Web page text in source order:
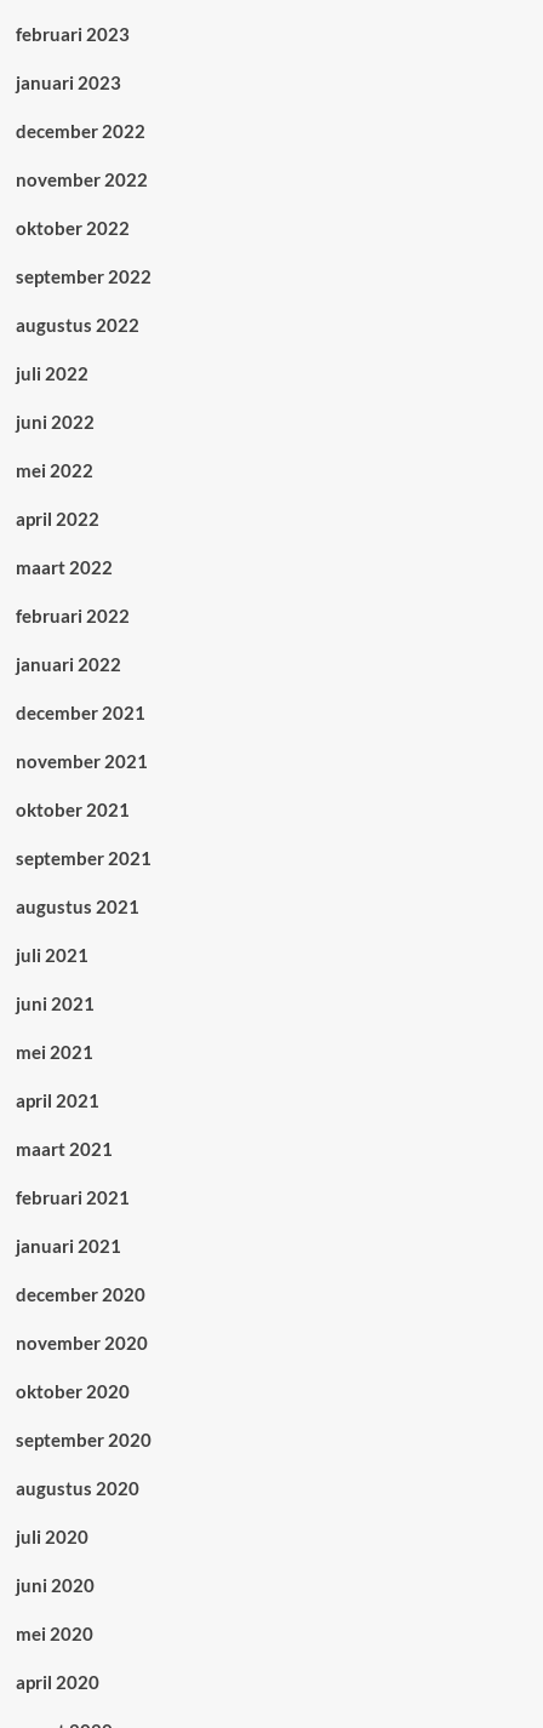
februari 2023
januari 2023
december 2022
november 2022
oktober 2022
september 2022
augustus 2022
juli 2022
juni 2022
mei 2022
april 2022
maart 2022
februari 2022
januari 2022
december 2021
november 2021
oktober 2021
september 2021
augustus 2021
juli 2021
juni 2021
mei 2021
april 2021
maart 2021
februari 2021
januari 2021
december 2020
november 2020
oktober 2020
september 2020
augustus 2020
juli 2020
juni 2020
mei 2020
april 2020